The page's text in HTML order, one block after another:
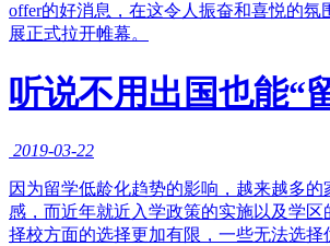
offer的好消息，在这令人振奋和喜悦的氛
展正式拉开帷幕。
听说不用出国也能“
2019-03-22
因为留学低龄化趋势的影响，越来越多
感，而近年就近入学政策的实施以及学区
择校方面的选择更加有限，一些无法选择